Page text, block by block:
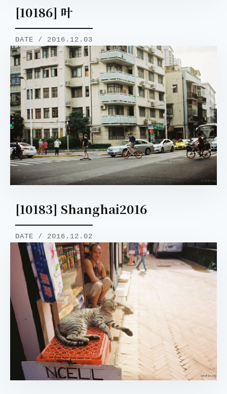
[10186] 叶
DATE / 2016.12.03
[10183] Shanghai2016
DATE / 2016.12.02